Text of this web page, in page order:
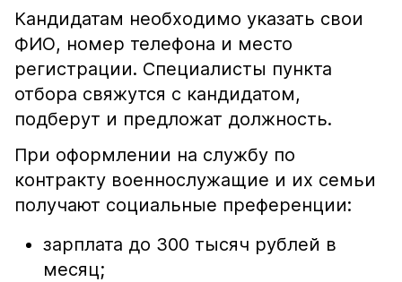
Кандидатам необходимо указать свои
ФИО, номер телефона и место
регистрации. Специалисты пункта
отбора свяжутся с кандидатом,
подберут и предложат должность.
При оформлении на службу по
контракту военнослужащие и их семьи
получают социальные преференции:
зарплата до 300 тысяч рублей в
месяц;